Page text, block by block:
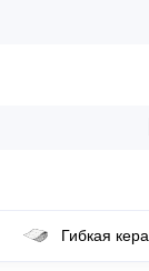
Гибкая